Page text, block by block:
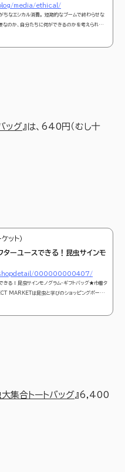
media/ethical/
ちなエシカル消費。 短期的なブームで終わらせな
のか、自分たちに何ができるのかを考えられるよ
ッグ』は、640円（むし十
ット）
フターユースできる！昆虫サインモ
000000000407/
できる！昆虫サインモノグラム・ギフトバッグ★巾着タ
MARKETは昆虫と学びのショッピングポータ
集合トートバッグ』6,400